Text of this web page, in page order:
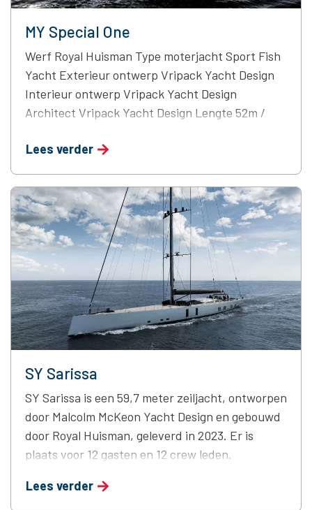
MY Special One
Werf Royal Huisman Type moterjacht Sport Fish
Yacht Exterieur ontwerp Vripack Yacht Design
Interieur ontwerp Vripack Yacht Design
Architect Vripack Yacht Design Lengte 52m /
Consulting working with Bush & Noble and
aluminium Bouwjaar 2024
Lees verder
SY Sarissa
SY Sarissa is een 59,7 meter zeiljacht, ontworpen
door Malcolm McKeon Yacht Design en gebouwd
door Royal Huisman, geleverd in 2023. Er is
plaats voor 12 gasten en 12 crew leden.
Lees verder